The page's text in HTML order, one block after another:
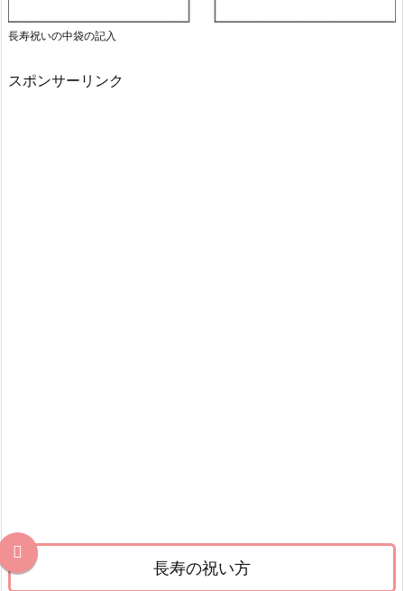
長寿祝いの中袋の記入
スポンサーリンク
長寿の祝い方